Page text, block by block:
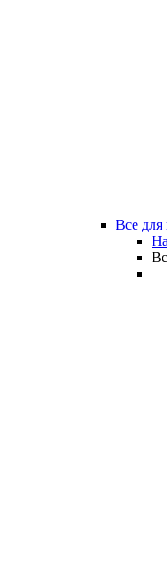
Все для